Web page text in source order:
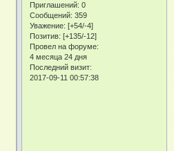
Приглашений: 0
Сообщений: 359
Уважение: [+54/-4]
Позитив: [+135/-12]
Провел на форуме:
4 месяца 24 дня
Последний визит:
2017-09-11 00:57:38